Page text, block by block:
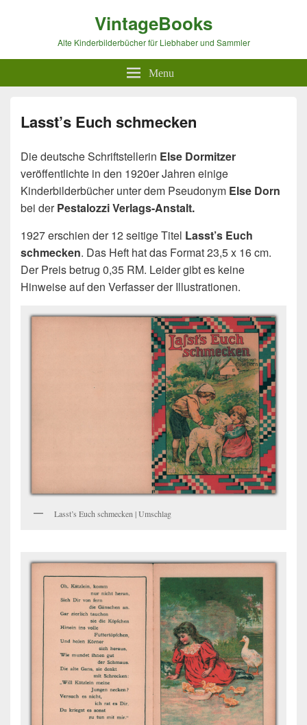
VintageBooks
Alte Kinderbilderbücher für Liebhaber und Sammler
Menu
Lasst’s Euch schmecken
Die deutsche Schriftstellerin Else Dormitzer
veröffentlichte in den 1920er Jahren einige
Kinderbilderbücher unter dem Pseudonym Else Dorn
bei derPestalozzi Verlags-Anstalt.
1927 erschien der 12 seitige Titel Lasst’s Euch
schmecken. Das Heft hat das Format 23,5 x 16 cm.
Der Preis betrug 0,35 RM. Leider gibt es keine
Hinweise auf den Verfasser der Illustrationen.
Lasst’s Euch schmecken | Umschlag